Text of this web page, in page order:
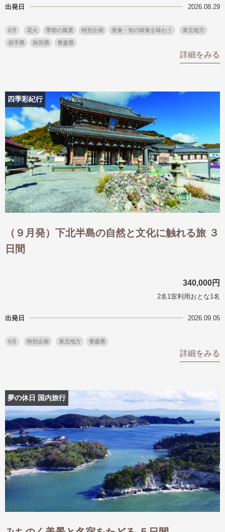
出発日 2026.08.29
8月 花火 季節の風景 特別企画 美食・旬の味覚を味わう 東北地方
岩手県 秋田県 青森県
詳細をみる
四季彩紀行
（９月発）下北半島の自然と文化に触れる旅 ３
日間
340,000円
2名1室利用おとな1名
出発日 2026.09.05
9月 特別企画 東北地方 青森県
詳細をみる
夢の休日 国内旅行